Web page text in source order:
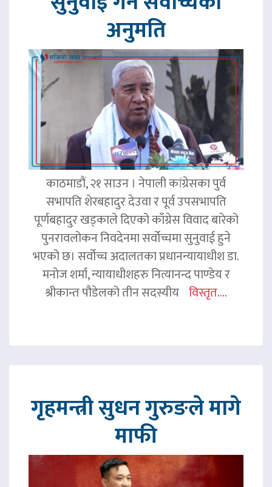
अनुमति
काठमाडौं, २१ साउन । नेपाली कांग्रेसका पुर्व
सभापति शेरबहादुर देउवा र पूर्व उपसभापति
पूर्णबहादुर खड्काले दिएको काँग्रेस विवाद बारेको
पुनरावलोकन निवदेनमा सर्वोच्चमा सुनुवाई हुने
भएको छ। सर्वोच्च अदालतका प्रधानन्यायाधीश डा.
मनोज शर्मा, न्यायाधीशहरु नित्यानन्द पाण्डेय र
श्रीकान्त पौडेलको तीन सदस्यीय विस्तृत....
गृहमन्त्री सुधन गुरुङले मागे
माफी